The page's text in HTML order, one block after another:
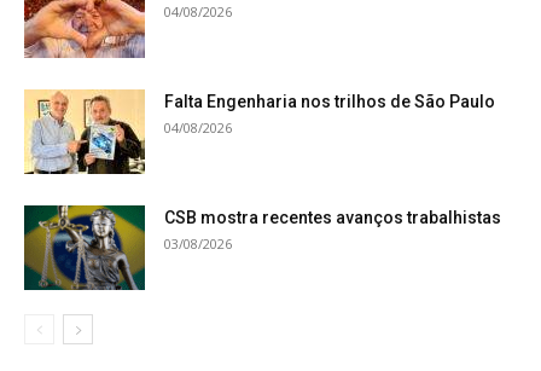
04/08/2026
Falta Engenharia nos trilhos de São Paulo
04/08/2026
CSB mostra recentes avanços trabalhistas
03/08/2026